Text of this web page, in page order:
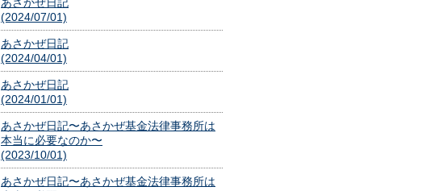
(2024/07/01)
あさかぜ日記
(2024/04/01)
あさかぜ日記
(2024/01/01)
あさかぜ日記〜あさかぜ基金法律事務所は
本当に必要なのか〜
(2023/10/01)
あさかぜ日記〜あさかぜ基金法律事務所は